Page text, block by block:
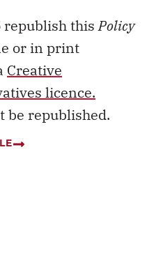
republish thisPolicy
or in print
Creative
licence.
be republished.